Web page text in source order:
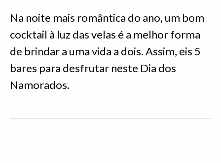
Na noite mais romântica do ano, um bom
cocktail à luz das velas é a melhor forma
de brindar a uma vida a dois. Assim, eis 5
bares para desfrutar neste Dia dos
Namorados.